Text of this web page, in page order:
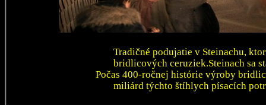
Tradičné podujatie v Steinachu,
bridlicových ceruziek.Steinach sa
Počas 400-ročnej histórie výroby
miliárd týchto štíhlych písacích